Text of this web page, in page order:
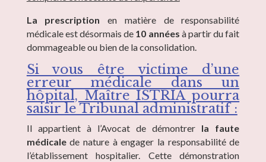
La prescription en matière de responsabilité
médicale est désormais de 10 années à partir du fait
dommageable ou bien de la consolidation.
Si vous être victime d’une
erreur médicale dans un
hôpital, Maître ISTRIA pourra
saisir le Tribunal administratif :
Il appartient à l’Avocat de démontrer la faute
médicalede nature à engager la responsabilité de
l’établissement hospitalier. Cette démonstration